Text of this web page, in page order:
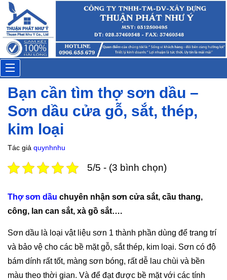
Toggle
navigation
Bạn cần tìm thợ sơn dầu –
Sơn dầu cửa gỗ, sắt, thép,
kim loại
Tác giả quynhnhu
5/5 - (3 bình chọn)
Thợ sơn dầu chuyên nhận sơn cửa sắt, cầu thang,
công, lan can sắt, xà gồ sắt….
Sơn dầu là loại vật liệu sơn 1 thành phần dùng để trang trí
và bảo vệ cho các bề mặt gỗ, sắt thép, kim loại. Sơn có độ
bám dính rất tốt, màng sơn bóng, rất dễ lau chùi và bền
màu theo thời gian. Và để đạt được bề mặt với các tính
Anh Phụng
Đặt lịch: 30 phút trước